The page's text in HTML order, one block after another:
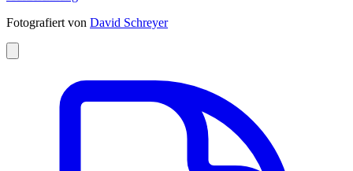
Fotografiert von David Schreyer